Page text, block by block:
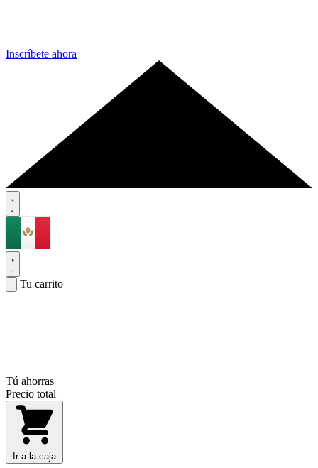
Inscríbete ahora
Tu carrito
Tú ahorras
Precio total
Ir a la caja